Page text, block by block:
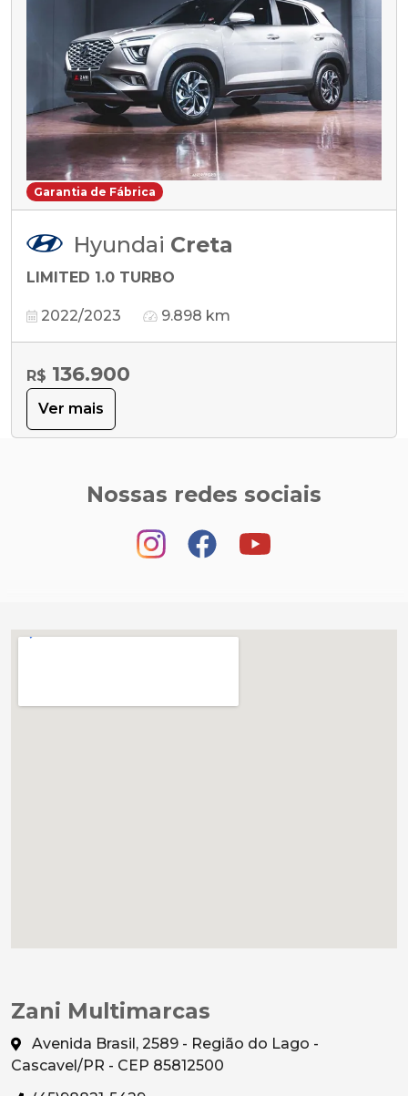
Garantia de Fábrica
Hyundai Creta
LIMITED 1.0 TURBO
2022/2023 9.898 km
R$ 136.900
Ver mais
Nossas redes sociais
Zani Multimarcas
Avenida Brasil, 2589 - Região do Lago -
Cascavel/PR - CEP 85812500